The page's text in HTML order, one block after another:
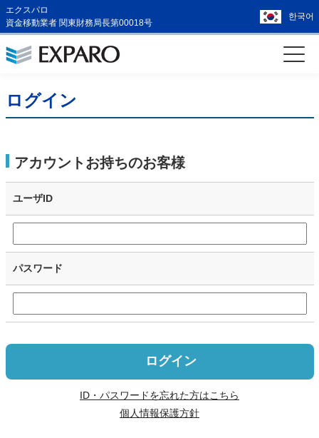
エクスパロ
資金移動業者 関東財務局長第00018号
한국어
ログイン
アカウントお持ちのお客様
ユーザID
パスワード
ログイン
ID・パスワードを忘れた方はこちら
個人情報保護方針